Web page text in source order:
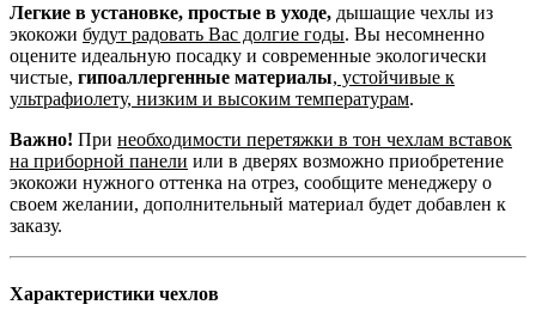
Легкие в установке, простые в уходе, дышащие чехлы из
экокожи будут радовать Вас долгие годы. Вы несомненно
оцените идеальную посадку и современные экологически
чистые, гипоаллергенные материалы, устойчивые к
ультрафиолету, низким и высоким температурам.
Важно! При необходимости перетяжки в тон чехлам вставок
на приборной панели или в дверях возможно приобретение
экокожи нужного оттенка на отрез, сообщите менеджеру о
своем желании, дополнительный материал будет добавлен к
заказу.
Характеристики чехлов